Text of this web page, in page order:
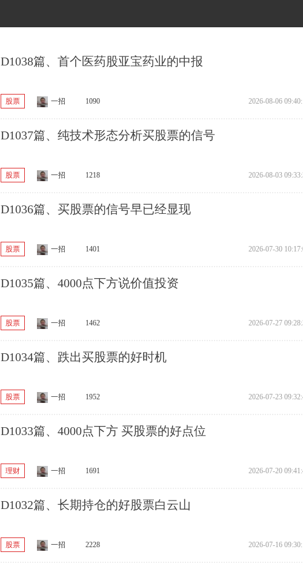
D1038篇、首个医药股亚宝药业的中报
股票 一招 1090 2026-08-06
D1037篇、纯技术形态分析买股票的信号
股票 一招 1218 2026-08-03
D1036篇、买股票的信号早已经显现
股票 一招 1401 2026-07-30
D1035篇、4000点下方说价值投资
股票 一招 1462 2026-07-27
D1034篇、跌出买股票的好时机
股票 一招 1952 2026-07-23
D1033篇、4000点下方 买股票的好点位
理财 一招 1691 2026-07-20
D1032篇、长期持仓的好股票白云山
股票 一招 2228 2026-07-16